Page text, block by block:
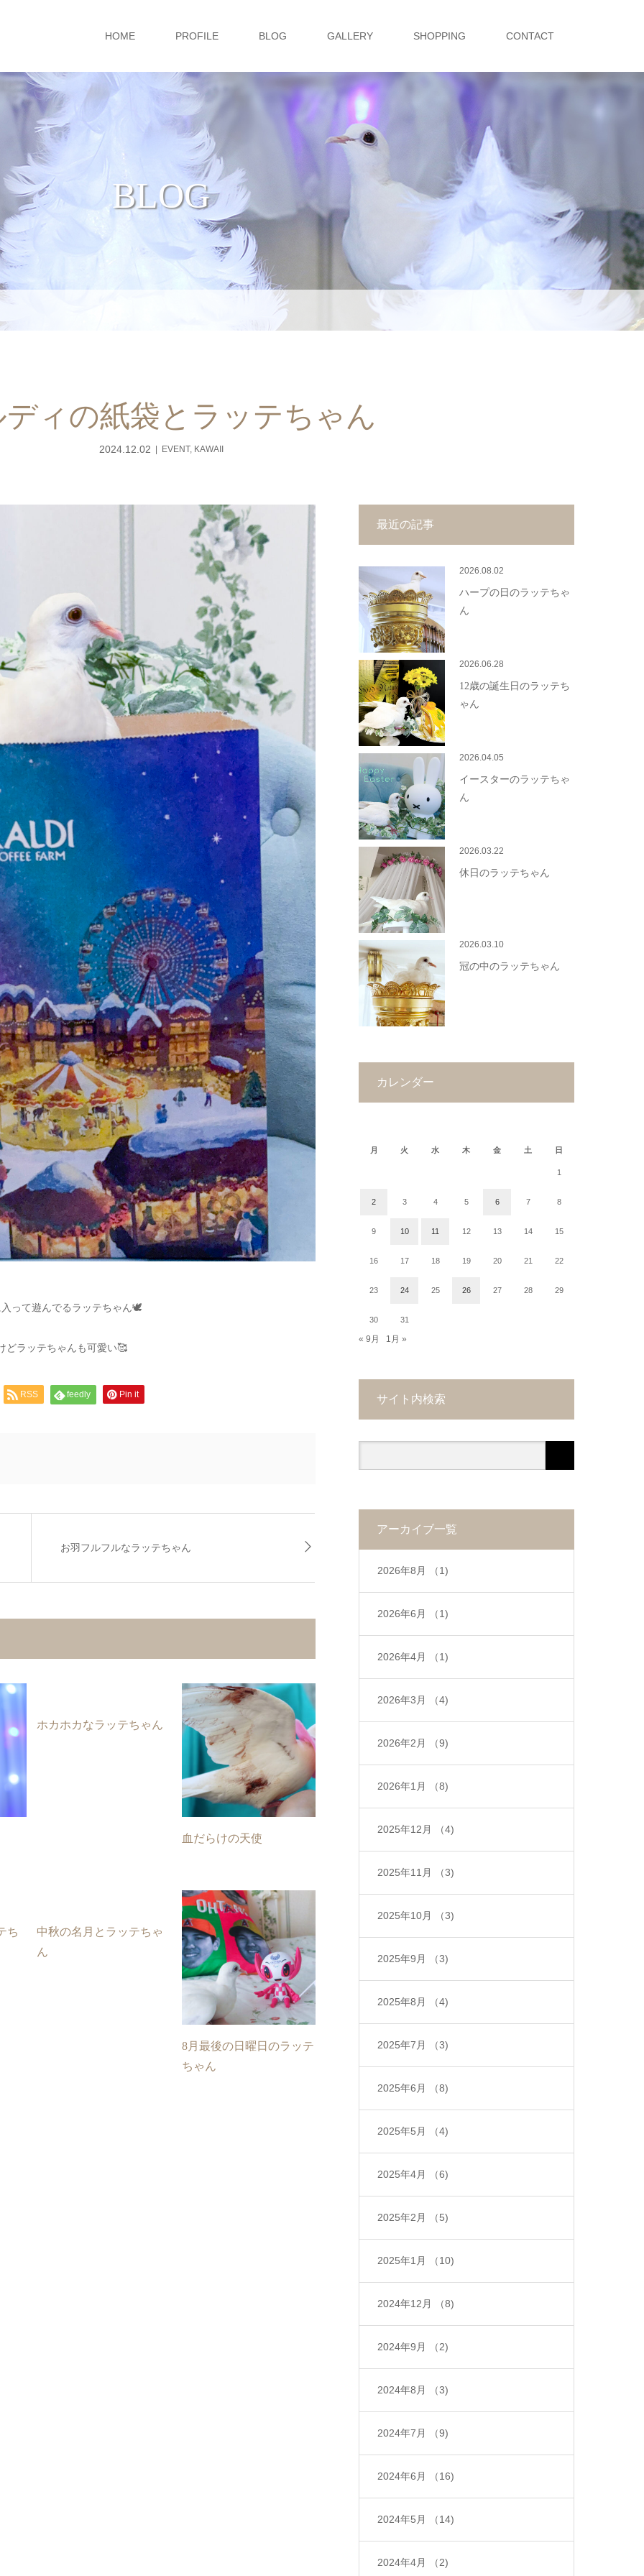
HOME PROFILE BLOG GALLERY SHOPPING CONTACT
BLOG
ィの紙袋とラッテちゃん
2024.12.02 EVENT, KAWAII
って遊んでるラッテちゃん🕊
どラッテちゃんも可愛い🥰
RSS feedly Pin it
お羽フルフルなラッテちゃん
ホカホカなラッテちゃん
血だらけの天使
ち
中秋の名月とラッテちゃ
ん
8月最後の日曜日のラッテ
ちゃん
最近の記事
2026.08.02
ハープの日のラッテちゃ
ん
2026.06.28
12歳の誕生日のラッテち
ゃん
2026.04.05
イースターのラッテちゃ
ん
2026.03.22
休日のラッテちゃん
2026.03.10
冠の中のラッテちゃん
カレンダー
月
火 水 木 金 土 日
1
2 3 4 5 6 7 8
9 10 11 12 13 14 15
16 17 18 19 20 21 22
23 24 25 26 27 28 29
30 31
« 9月 1月 »
サイト内検索
アーカイブ一覧
2026年8月 （1)
2026年6月 （1)
2026年4月 （1)
2026年3月 （4)
2026年2月 （9)
2026年1月 （8)
2025年12月 （4)
2025年11月 （3)
2025年10月 （3)
2025年9月 （3)
2025年8月 （4)
2025年7月 （3)
2025年6月 （8)
2025年5月 （4)
2025年4月 （6)
2025年2月 （5)
2025年1月 （10)
2024年12月 （8)
2024年9月 （2)
2024年8月 （3)
2024年7月 （9)
2024年6月 （16)
2024年5月 （14)
2024年4月 （2)